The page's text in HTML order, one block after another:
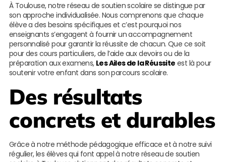
À Toulouse, notre réseau de soutien scolaire se distingue par
son approche individualisée. Nous comprenons que chaque
élève a des besoins spécifiques et c’est pourquoi nos
enseignants s’engagent à fournir un accompagnement
personnalisé pour garantir la réussite de chacun. Que ce soit
pour des cours particuliers, de l’aide aux devoirs ou de la
préparation aux examens, Les Ailes de la Réussite est là pour
soutenir votre enfant dans son parcours scolaire.
Des résultats
concrets et durables
Grâce à notre méthode pédagogique efficace et à notre suivi
régulier, les élèves qui font appel à notre réseau de soutien